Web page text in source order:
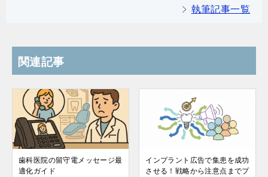
執筆記事一覧
関連記事
歯科医院の留守電メッセージ最
適化ガイド
インプラント広告で集患を成功
させる！戦略から注意点までプ